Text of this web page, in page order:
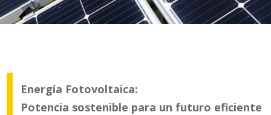
Energía Fotovoltaica:
Potencia sostenible para un futuro eficiente